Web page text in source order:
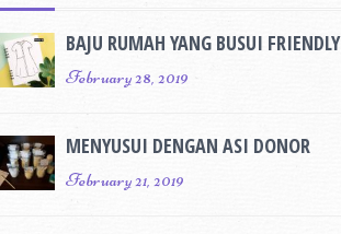
BAJU RUMAH YANG BUSUI FRIENDLY
February 28, 2019
MENYUSUI DENGAN ASI DONOR
February 21, 2019